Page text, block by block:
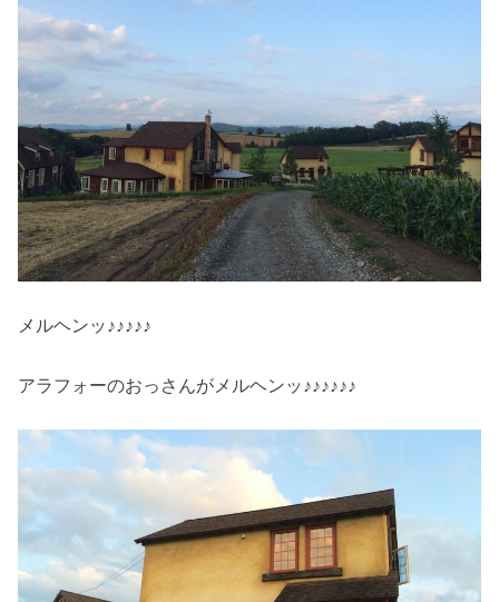
メルヘンッ♪♪♪♪♪
アラフォーのおっさんがメルヘンッ♪♪♪♪♪♪